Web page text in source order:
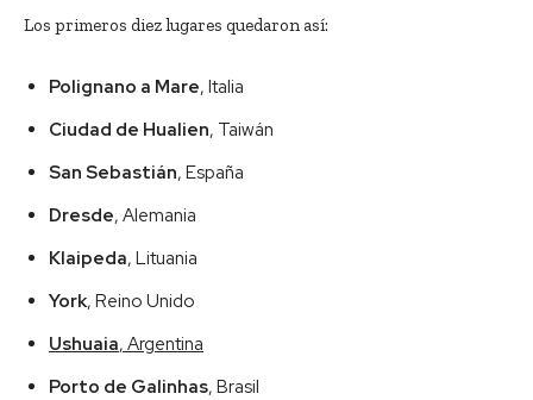
Los primeros diez lugares quedaron así:
Polignano a Mare, Italia
Ciudad de Hualien, Taiwán
San Sebastián, España
Dresde, Alemania
Klaipeda, Lituania
York, Reino Unido
Ushuaia, Argentina
Porto de Galinhas, Brasil